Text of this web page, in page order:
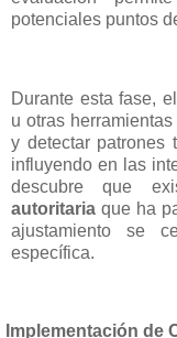
potenciales puntos
Durante esta fase,
u otras
y detectar patrones
influyendo en las
descubre que
autoritaria que ha
ajustamiento se
específica.
Implementación de